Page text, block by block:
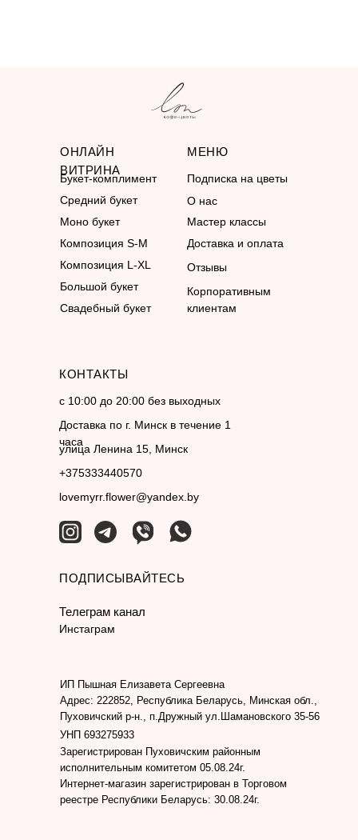
ОНЛАЙН
ВИТРИНА
МЕНЮ
КОНТАКТЫ
Букет-комплимент
Средний букет
Моно букет
Композиция S-M
Композиция L-XL
Большой букет
Свадебный букет
Подписка на цветы
О нас
Мастер классы
Доставка и оплата
с 10:00 до 20:00 без выходных
Доставка по г. Минск в течение 1
часа
улица Ленина 15, Минск
+375333440570
lovemyrr.flower@yandex.by
Инстаграм
ПОДПИСЫВАЙТЕСЬ
Корпоративным
клиентам
Отзывы
Телеграм канал
ИП Пышная Елизавета Сергеевна
Адрес: 222852, Республика Беларусь, Минская обл.,
Пуховичский р-н., п.Дружный ул.Шамановского 35-56
УНП 693275933
Интернет-магазин зарегистрирован в Торговом
реестре Республики Беларусь: 30.08.24г.
Зарегистрирован Пуховичским районным
исполнительным комитетом 05.08.24г.